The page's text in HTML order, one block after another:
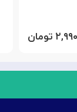
تومان